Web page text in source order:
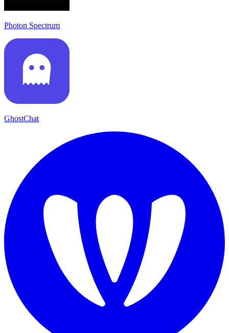
Photon Spectrum
GhostChat